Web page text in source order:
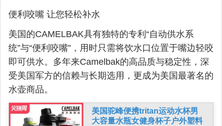
便利咬嘴 让您轻松补水
美国的CAMELBAK具有独特的专利“自动供水系
统”与“便利咬嘴”，用时只需将饮水口位置于嘴边轻咬
即可供水。多年来Camelbak的高品质与稳定性，深
受美国军方的信赖与长期选用，更成为美国最著名的
水壶商品。
美国驼峰便携tritan运动水杯男
大容量水瓶女健身杯子户外塑料